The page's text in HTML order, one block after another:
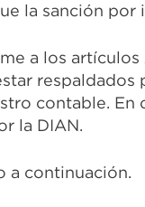
la sanción
a los
contable.
la DIAN.
a continuación.